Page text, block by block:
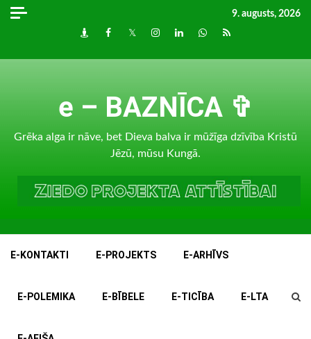
Skip
9. augusts, 2026
DraugiemFacebook
TwitterInstagram
LinkedInwhatsapp
RSS
e – BAZNĪCA ✞
Grēka alga ir nāve, bet Dieva balva ir mūžīga dzīvība Kristū
Jēzū, mūsu Kungā.
E-KONTAKTI E-PROJEKTS E-ARHĪVS
E-POLEMIKA E-BĪBELE E-TICĪBA E-LTA